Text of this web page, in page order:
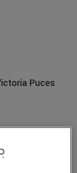
Puces
DENTELLE MULTI-